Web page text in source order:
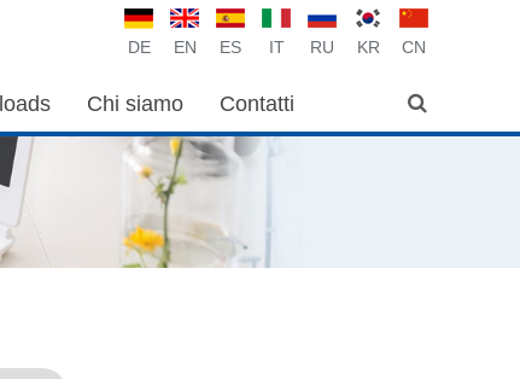
DE EN ES IT RU KR CN
Chi siamo Contatti